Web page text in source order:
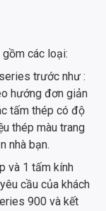
gồm các loại:
trước như :
hướng đơn giản
tấm thép có độ
thép màu trang
nhà bạn.
và 1 tấm kính
cầu của khách
900 và kết